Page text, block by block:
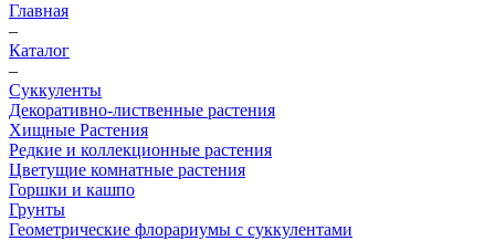
Главная
–
Каталог
–
Суккуленты
Декоративно-лиственные растения
Хищные Растения
Редкие и коллекционные растения
Цветущие комнатные растения
Горшки и кашпо
Грунты
Геометрические флорариумы с суккулентами